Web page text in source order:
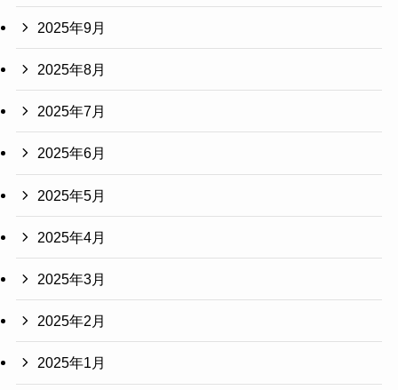
2025年9月
2025年8月
2025年7月
2025年6月
2025年5月
2025年4月
2025年3月
2025年2月
2025年1月